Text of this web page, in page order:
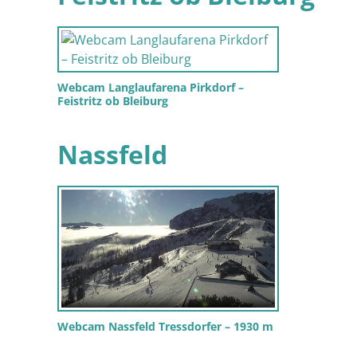
Webcam Langlaufarena Pirkdorf –
Feistritz ob Bleiburg
Nassfeld
Webcam Nassfeld Tressdorfer – 1930 m